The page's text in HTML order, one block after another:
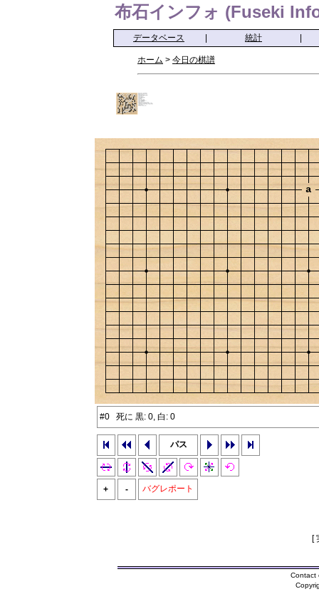
布石インフォ (Fuseki
データベース 統計
ホーム > 今日の棋譜
a
#0 死に 黒: 0, 白: 0
パス
+ - バグレポート
[
Contact